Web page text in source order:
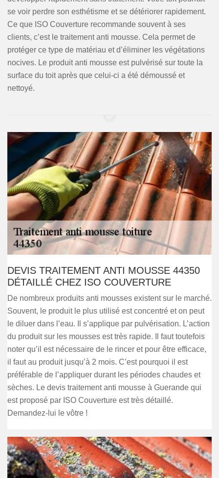
se voir perdre son esthétisme et se détériorer rapidement.
Ce que ISO Couverture recommande souvent à ses
clients, c’est le traitement anti mousse. Cela permet de
protéger ce type de matériau et d’éliminer les végétations
nocives. Le produit anti mousse est pulvérisé sur toute la
surface du toit après que celui-ci a été démoussé et
nettoyé.
DEVIS TRAITEMENT ANTI MOUSSE 44350
DÉTAILLÉ CHEZ ISO COUVERTURE
De nombreux produits anti mousses existent sur le marché.
Souvent, le produit le plus utilisé est concentré et on peut
le diluer dans l’eau. Il s’applique par pulvérisation. L’action
du produit sur les mousses est très rapide. Il faut toutefois
noter qu’il est nécessaire de le rincer et pour être efficace,
il faut au produit jusqu’à 2 mois. C’est pourquoi il est
préférable de l’appliquer durant les périodes chaudes et
sèches. Le devis traitement anti mousse à Guerande qui
est proposé par ISO Couverture est très détaillé.
Demandez-lui le vôtre !